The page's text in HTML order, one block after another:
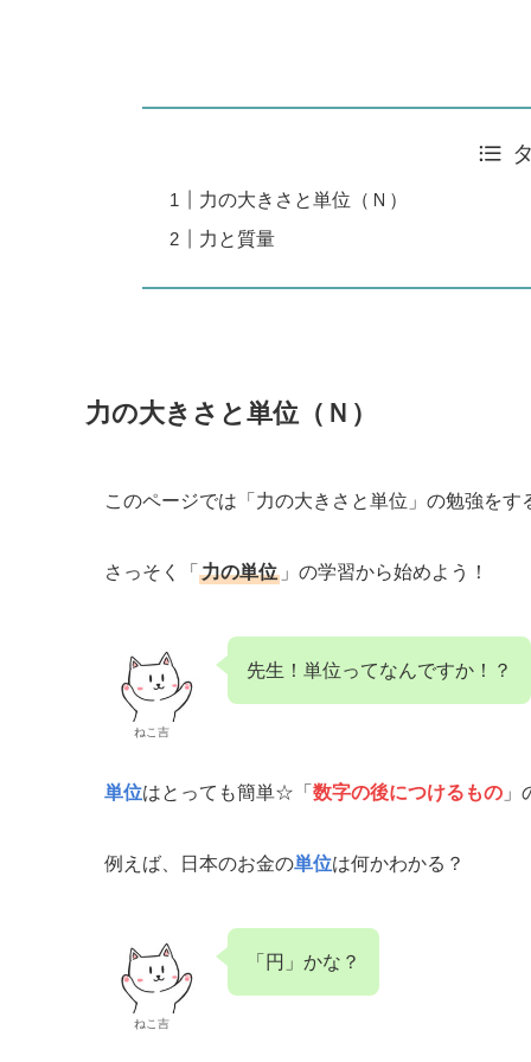
力の大きさと単位（Ｎ）
力と質量
力の大きさと単位（Ｎ）
このページでは「力の大きさと単位」の勉強をす
さっそく「 力の単位 」の学習から始めよう！
ねこ吉
先生！単位ってなんですか！？
単位はとっても簡単☆「 数字の後につけるもの 」
例えば、日本のお金の単位は何かわかる？
ねこ吉
「円」かな？